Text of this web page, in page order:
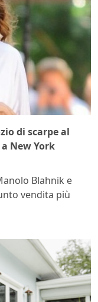
di scarpe al
New York
Blahnik e
vendita più